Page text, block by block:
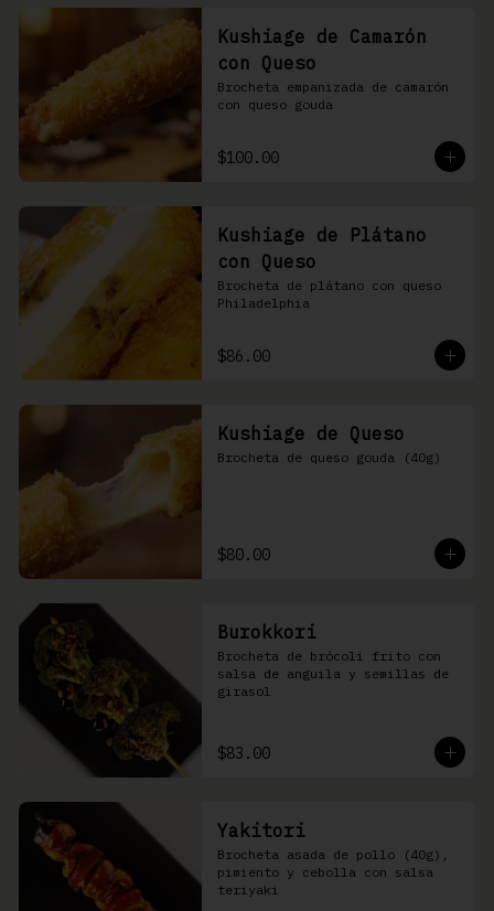
Kushiage de Camarón
con Queso
Brocheta empanizada de camarón
con queso gouda
$100.00
Kushiage de Plátano
con Queso
Brocheta de plátano con queso
Philadelphia
$86.00
Kushiage de Queso
Brocheta de queso gouda (40g)
$80.00
Burokkori
Brocheta de brócoli frito con
salsa de anguila y semillas de
girasol
$83.00
Yakitori
Brocheta asada de pollo (40g),
pimiento y cebolla con salsa
teriyaki